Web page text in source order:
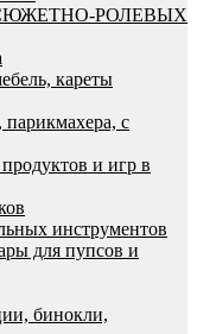
РОЛЕВЫХ
кареты
с
и игр в
инструментов
для пупсов и
бинокли,